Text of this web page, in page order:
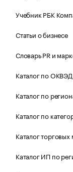
Учебник РБК
Статьи о бизнесе
Словарь PR и
Каталог по ОКВЭД
Каталог по
Каталог по
Каталог торговых
Каталог ИП по